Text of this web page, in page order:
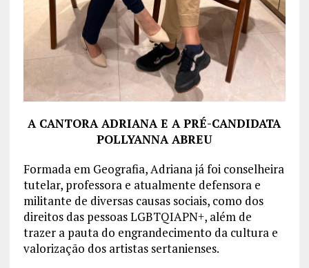
A CANTORA ADRIANA E A PRÉ-CANDIDATA
POLLYANNA ABREU
Formada em Geografia, Adriana já foi conselheira
tutelar, professora e atualmente defensora e
militante de diversas causas sociais, como dos
direitos das pessoas LGBTQIAPN+, além de
trazer a pauta do engrandecimento da cultura e
valorização dos artistas sertanienses.